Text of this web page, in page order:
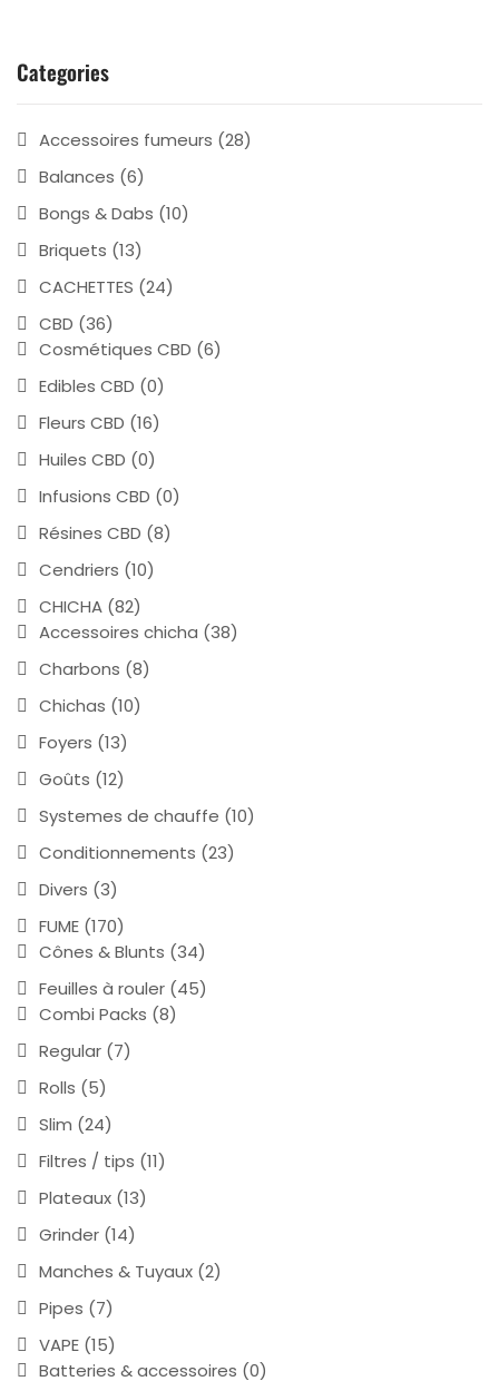
Categories
Accessoires fumeurs (28)
Balances (6)
Bongs & Dabs (10)
Briquets (13)
CACHETTES (24)
CBD (36)
Cosmétiques CBD (6)
Edibles CBD (0)
Fleurs CBD (16)
Huiles CBD (0)
Infusions CBD (0)
Résines CBD (8)
Cendriers (10)
CHICHA (82)
Accessoires chicha (38)
Charbons (8)
Chichas (10)
Foyers (13)
Goûts (12)
Systemes de chauffe (10)
Conditionnements (23)
Divers (3)
FUME (170)
Cônes & Blunts (34)
Feuilles à rouler (45)
Combi Packs (8)
Regular (7)
Rolls (5)
Slim (24)
Filtres / tips (11)
Plateaux (13)
Grinder (14)
Manches & Tuyaux (2)
Pipes (7)
VAPE (15)
Batteries & accessoires (0)